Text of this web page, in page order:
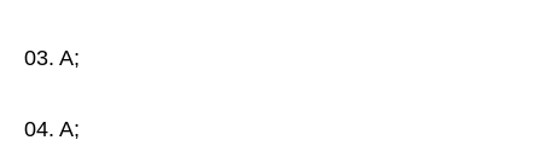
03. A;
04. A;